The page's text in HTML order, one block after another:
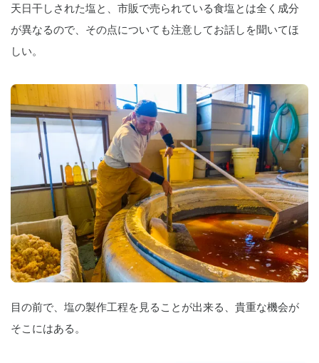
天日干しされた塩と、市販で売られている食塩とは全く成分
が異なるので、その点についても注意してお話しを聞いてほ
しい。
目の前で、塩の製作工程を見ることが出来る、貴重な機会が
そこにはある。